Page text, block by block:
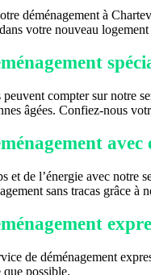
déménagement à
votre nouveau
peuvent compter sur notre
âgées. Confiez-nous
et de l’énergie avec notre
sans tracas grâce à
de déménagement
possible.